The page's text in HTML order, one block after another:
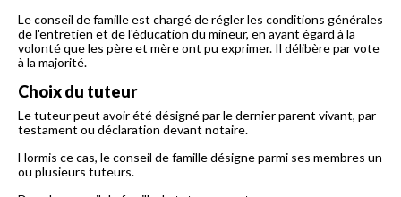
Le conseil de famille est chargé de régler les conditions générales
de l'entretien et de l'éducation du mineur, en ayant égard à la
volonté que les père et mère ont pu exprimer. Il délibère par vote
à la majorité.
Choix du tuteur
Le tuteur peut avoir été désigné par le dernier parent vivant, par
testament ou déclaration devant notaire.
Hormis ce cas, le conseil de famille désigne parmi ses membres un
ou plusieurs tuteurs.